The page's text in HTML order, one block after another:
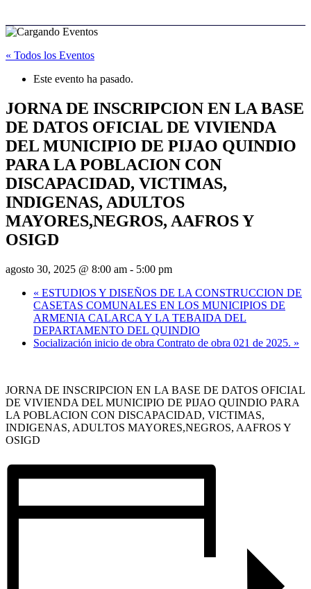
« Todos los Eventos
Este evento ha pasado.
JORNA DE INSCRIPCION EN LA BASE
DE DATOS OFICIAL DE VIVIENDA
DEL MUNICIPIO DE PIJAO QUINDIO
PARA LA POBLACION CON
DISCAPACIDAD, VICTIMAS,
INDIGENAS, ADULTOS
MAYORES,NEGROS, AAFROS Y
OSIGD
agosto 30, 2025 @ 8:00 am - 5:00 pm
« ESTUDIOS Y DISEÑOS DE LA CONSTRUCCION DE
CASETAS COMUNALES EN LOS MUNICIPIOS DE
ARMENIA CALARCA Y LA TEBAIDA DEL
DEPARTAMENTO DEL QUINDIO
Socialización inicio de obra Contrato de obra 021 de 2025. »
JORNA DE INSCRIPCION EN LA BASE DE DATOS OFICIAL
DE VIVIENDA DEL MUNICIPIO DE PIJAO QUINDIO PARA
LA POBLACION CON DISCAPACIDAD, VICTIMAS,
INDIGENAS, ADULTOS MAYORES,NEGROS, AAFROS Y
OSIGD